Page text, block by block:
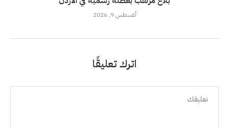
أغسطس 9, 2026
اترك تعليقًا